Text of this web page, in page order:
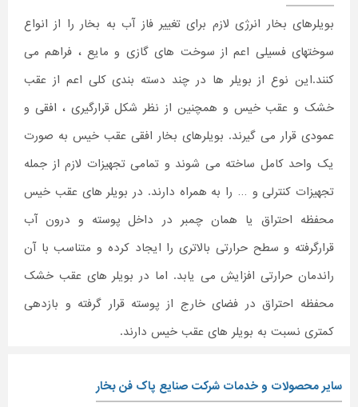
بویلرهای بخار انرژی لازم برای تغییر فاز آب به بخار را از انواع
سوختهای فسیلی اعم از سوخت های گازی و مایع ، فراهم می
کنند.این نوع از بویلر ها در چند دسته بندی کلی اعم از عقب
خشک و عقب خیس و همچنین از نظر شکل قرارگیری ، افقی و
عمودی قرار می گیرند. بویلرهای بخار افقی عقب خیس به صورت
یک واحد کامل ساخته می شوند و تمامی تجهیزات لازم از جمله
تجهیزات کنترلی و … را به همراه دارند. در بویلر های عقب خیس
محفظه احتراق یا همان چمبر در داخل پوسته و درون آب
قرارگرفته و سطح حرارتی بالاتری را ایجاد کرده و متناسب با آن
راندمان حرارتی افزایش می یابد. اما در بویلر های عقب خشک
محفظه احتراق در فضای خارج از پوسته قرار گرفته و بازدهی
کمتری نسبت به بویلر های عقب خیس دارند.
سایر محصولات و خدمات شرکت صنایع پاک فن بخار